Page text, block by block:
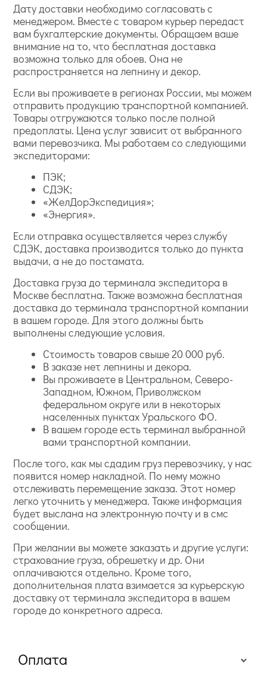
Дату доставки необходимо согласовать с
менеджером. Вместе с товаром курьер передаст
вам бухгалтерские документы. Обращаем ваше
внимание на то, что бесплатная доставка
возможна только для обоев. Она не
распространяется на лепнину и декор.
Если вы проживаете в регионах России, мы можем
отправить продукцию транспортной компанией.
Товары отгружаются только после полной
предоплаты. Цена услуг зависит от выбранного
вами перевозчика. Мы работаем со следующими
экспедиторами:
ПЭК;
СДЭК;
«ЖелДорЭкспедиция»;
«Энергия».
Если отправка осуществляется через службу
СДЭК, доставка производится только до пункта
выдачи, а не до постамата.
Доставка груза до терминала экспедитора в
Москве бесплатна. Также возможна бесплатная
доставка до терминала транспортной компании
в вашем городе. Для этого должны быть
выполнены следующие условия.
Стоимость товаров свыше 20 000 руб.
В заказе нет лепнины и декора.
Вы проживаете в Центральном, Северо-
Западном, Южном, Приволжском
федеральном округе или в некоторых
населенных пунктах Уральского ФО.
В вашем городе есть терминал выбранной
вами транспортной компании.
После того, как мы сдадим груз перевозчику, у нас
появится номер накладной. По нему можно
отслеживать перемещение заказа. Этот номер
легко уточнить у менеджера. Также информация
будет выслана на электронную почту и в смс
сообщении.
При желании вы можете заказать и другие услуги:
страхование груза, обрешетку и др. Они
оплачиваются отдельно. Кроме того,
дополнительная плата взимается за курьерскую
доставку от терминала экспедитора в вашем
городе до конкретного адреса.
Оплата